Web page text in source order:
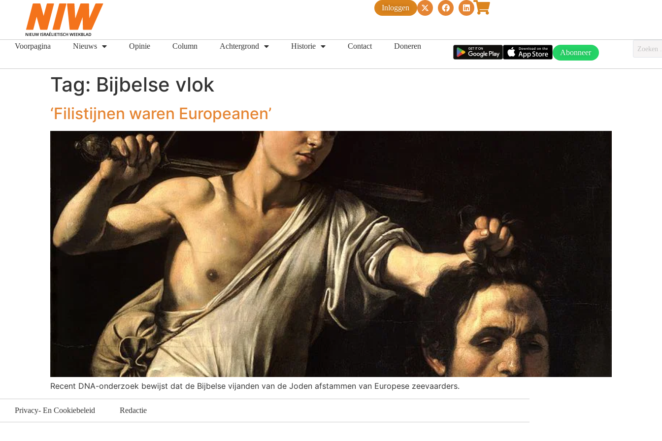
Inloggen
Voorpagina Nieuws Opinie Column Achtergrond Historie Contact Doneren
Abonneer
Tag: Bijbelse vlok
‘Filistijnen waren Europeanen’
Recent DNA-onderzoek bewijst dat de Bijbelse vijanden van de Joden afstammen van Europese zeevaarders.
Privacy- En Cookiebeleid Redactie